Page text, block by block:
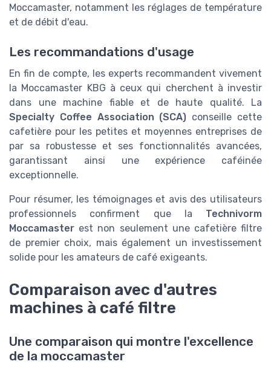
Moccamaster, notamment les réglages de température
et de débit d'eau.
Les recommandations d'usage
En fin de compte, les experts recommandent vivement
la Moccamaster KBG à ceux qui cherchent à investir
dans une machine fiable et de haute qualité. La
Specialty Coffee Association (SCA) conseille cette
cafetière pour les petites et moyennes entreprises de
par sa robustesse et ses fonctionnalités avancées,
garantissant ainsi une expérience caféinée
exceptionnelle.
Pour résumer, les témoignages et avis des utilisateurs
professionnels confirment que la Technivorm
Moccamaster est non seulement une cafetière filtre
de premier choix, mais également un investissement
solide pour les amateurs de café exigeants.
Comparaison avec d'autres
machines à café filtre
Une comparaison qui montre l'excellence
de la moccamaster